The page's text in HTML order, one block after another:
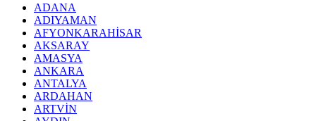
ADANA
ADIYAMAN
AFYONKARAHİSAR
AKSARAY
AMASYA
ANKARA
ANTALYA
ARDAHAN
ARTVİN